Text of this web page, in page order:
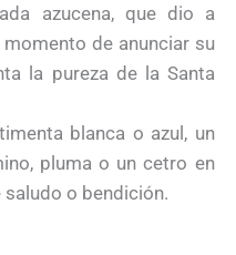
azucena, que dio a
de anunciar su
la pureza de la Santa
blanca o azul, un
pluma o un cetro en
saludo o bendición.